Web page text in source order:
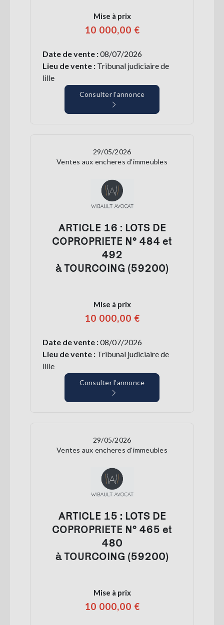
Mise à prix
10 000,00 €
Date de vente :08/07/2026
Lieu de vente : Tribunal judiciaire de
lille
Consulter l’annonce
29/05/2026
Ventes aux encheres d'immeubles
ARTICLE 16 : LOTS DE
COPROPRIETE N° 484 et
492
à TOURCOING (59200)
Mise à prix
10 000,00 €
Date de vente :08/07/2026
Lieu de vente : Tribunal judiciaire de
lille
Consulter l’annonce
29/05/2026
Ventes aux encheres d'immeubles
ARTICLE 15 : LOTS DE
COPROPRIETE N° 465 et
480
à TOURCOING (59200)
Mise à prix
10 000,00 €